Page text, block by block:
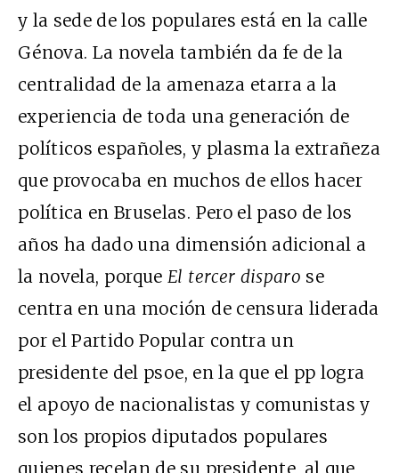
y la sede de los populares está en la calle
Génova. La novela también da fe de la
centralidad de la amenaza etarra a la
experiencia de toda una generación de
políticos españoles, y plasma la extrañeza
que provocaba en muchos de ellos hacer
política en Bruselas. Pero el paso de los
años ha dado una dimensión adicional a
la novela, porqueEl tercer disparo se
centra en una moción de censura liderada
por el Partido Popular contra un
presidente del psoe, en la que el pp logra
el apoyo de nacionalistas y comunistas y
son los propios diputados populares
quienes recelan de su presidente, al que